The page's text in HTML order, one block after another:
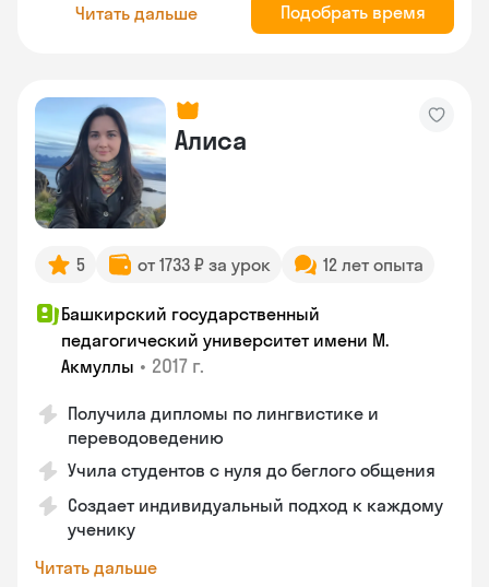
Читать дальше Подобрать время
Алиса
5 от 1733 ₽ за урок 12 лет опыта
Башкирский государственный
педагогический университет имени М.
Акмуллы • 2017 г.
Получила дипломы по лингвистике и
переводоведению
Учила студентов с нуля до беглого общения
Создает индивидуальный подход к каждому
ученику
Читать дальше